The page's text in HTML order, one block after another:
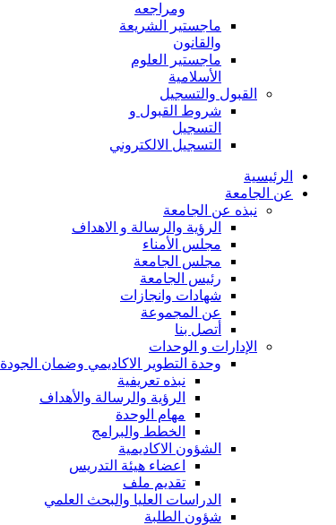
ومراجعه
ماجستير الشريعة
والقانون
ماجستير العلوم
الأسلامية
القبول والتسجيل
شروط القبول و
التسجيل
التسجيل الالكتروني
الرئيسية
عن الجامعة
نبذه عن الجامعة
الرؤية والرسالة و الاهداف
مجلس الأمناء
مجلس الجامعة
رئيس الجامعة
شهادات وانجازات
عن المجموعة
أتصل بنا
الإدارات و الوحدات
وحدة التطوير الاكاديمي وضمان الجودة
نبذه تعريفية
الرؤية والرسالة والأهداف
مهام الوحدة
الخطط والبرامج
الشؤون الاكاديمية
اعضاء هيئة التدريس
تقديم ملف
الدراسات العليا والبحث العلمي
شؤون الطلبة